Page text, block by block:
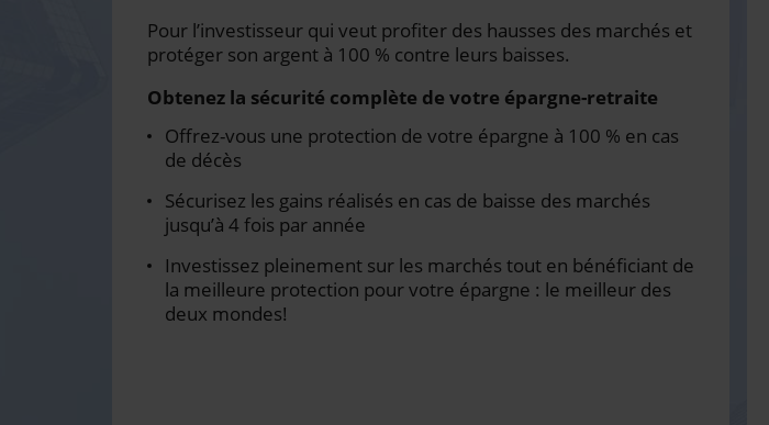
Pour l’investisseur qui veut profiter des hausses des marchés et
protéger son argent à 100 % contre leurs baisses.
Obtenez la sécurité complète de votre épargne-retraite
Offrez-vous une protection de votre épargne à 100 % en cas
de décès
Sécurisez les gains réalisés en cas de baisse des marchés
jusqu’à 4 fois par année
Investissez pleinement sur les marchés tout en bénéficiant de
la meilleure protection pour votre épargne : le meilleur des
deux mondes!